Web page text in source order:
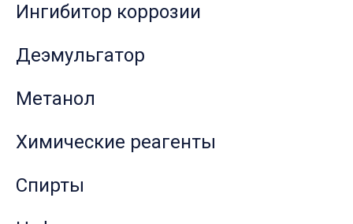
Ингибитор коррозии
Деэмульгатор
Метанол
Химические реагенты
Спирты